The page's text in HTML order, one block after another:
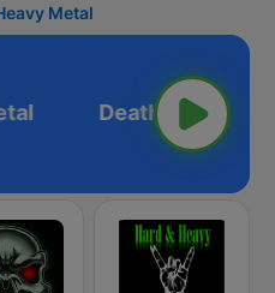
Metal